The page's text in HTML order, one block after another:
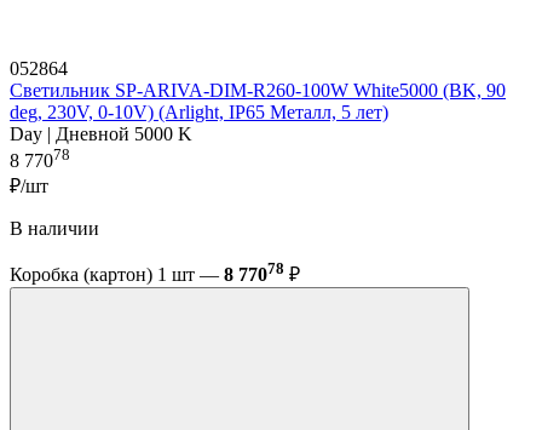
052864
Светильник SP-ARIVA-DIM-R260-100W White5000 (BK, 90
deg, 230V, 0-10V) (Arlight, IP65 Металл, 5 лет)
Day | Дневной 5000 K
8 77078
₽/шт
В наличии
Коробка (картон) 1 шт — 8 77078 ₽